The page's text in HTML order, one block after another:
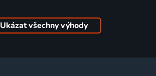
Ukázat všechny výhody